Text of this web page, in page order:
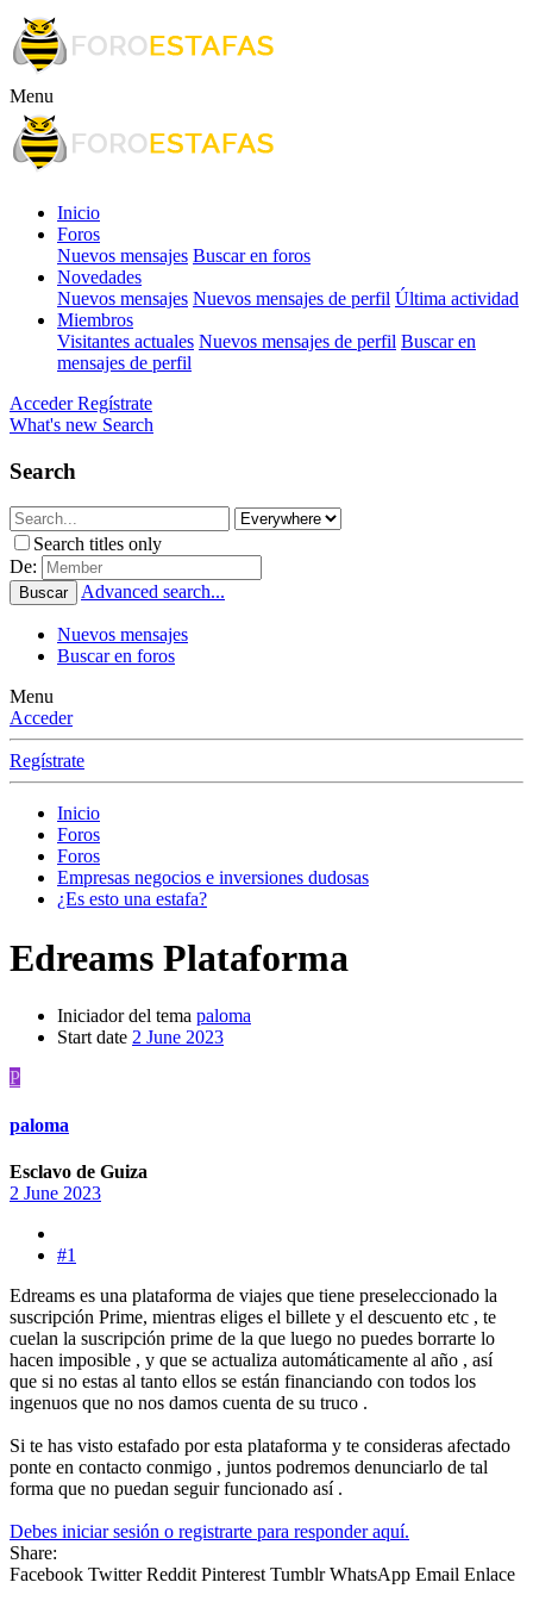
Menu
Inicio
Foros
Nuevos mensajes Buscar en foros
Novedades
Nuevos mensajes Nuevos mensajes de perfil Última actividad
Miembros
Visitantes actuales Nuevos mensajes de perfil Buscar en
mensajes de perfil
Acceder Regístrate
What's new Search
Search
Search titles only
De:
Buscar Advanced search...
Nuevos mensajes
Buscar en foros
Menu
Acceder
Regístrate
Inicio
Foros
Foros
Empresas negocios e inversiones dudosas
¿Es esto una estafa?
Edreams Plataforma
Iniciador del tema paloma
Start date 2 June 2023
P
paloma
Esclavo de Guiza
2 June 2023
#1
Edreams es una plataforma de viajes que tiene preseleccionado la
suscripción Prime, mientras eliges el billete y el descuento etc , te
cuelan la suscripción prime de la que luego no puedes borrarte lo
hacen imposible , y que se actualiza automáticamente al año , así
que si no estas al tanto ellos se están financiando con todos los
ingenuos que no nos damos cuenta de su truco .
Si te has visto estafado por esta plataforma y te consideras afectado
ponte en contacto conmigo , juntos podremos denunciarlo de tal
forma que no puedan seguir funcionado así .
Debes iniciar sesión o registrarte para responder aquí.
Share:
Facebook Twitter Reddit Pinterest Tumblr WhatsApp Email Enlace